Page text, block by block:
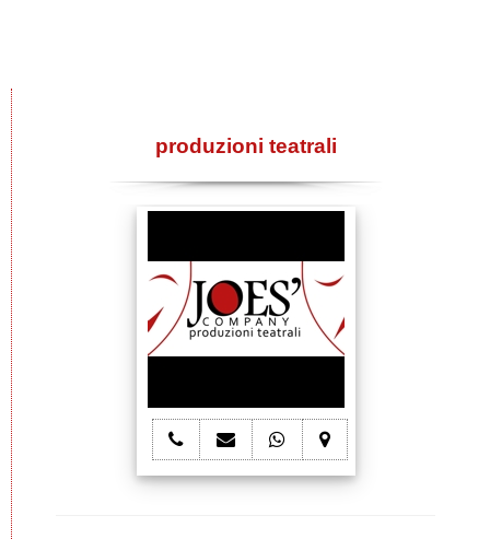
produzioni teatrali
telefono
Joes'
Company
e-
mail
Joes'
whatsapp
Joes'
Company
mappa
Joes'
Company